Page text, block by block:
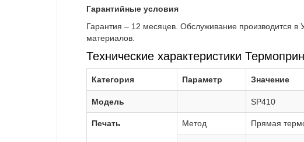
Гарантийные условия
Гарантия – 12 месяцев. Обслуживание производится
материалов.
Технические характеристики
Категория Параметр Значение
Модель SP410
Печать Метод Прямая